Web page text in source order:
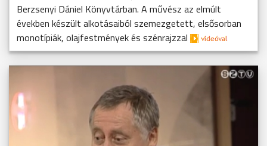
Berzsenyi Dániel Könyvtárban. A művész az elmúlt
években készült alkotásaiból szemezgetett, elsősorban
monotípiák, olajfestmények és szénrajzzal